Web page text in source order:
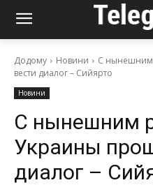
Додому Новини
С нынешним
вести диалог – Сийярто
Новини
С нынешним
Украины
диалог –